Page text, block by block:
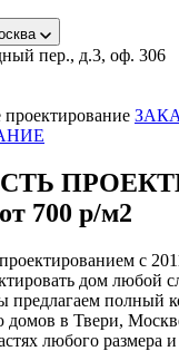
пер., д.3, оф. 306
700 р/м2
с
дом любой
предлагаем полный
домов в Твери,
любого размера